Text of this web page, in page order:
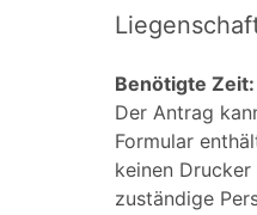
Benötigte
Der Antrag
Formular
keinen
zuständige